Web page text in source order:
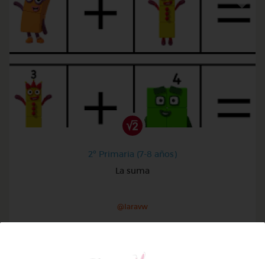
2º Primaria (7-8 años)
La suma
@Iaravw